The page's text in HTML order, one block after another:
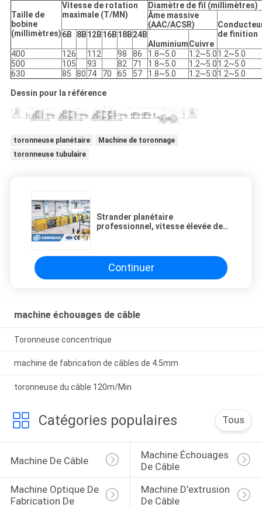
Taille de
bobine
(millimètres)
Vitesse de rotation
maximale (T/MN)
Diamètre de fil (millimètres)
Âme massive
(AAC/ACSR)
de finition
6B 8B12B16B18B24B
AluminiumCuivre
400
126 112 98 86 1.8~5.0 1.2~5.01.2~5.0
500
105 93 82 71 1.8~5.0 1.2~5.01.2~5.0
630
85 80 74 70 65 57 1.8~5.0 1.2~5.01.2~5.0
Dessin pour la référence
toronneuse planétaire
Machine de toronnage
toronneuse tubulaire
Strander planétaire
professionnel, vitesse élevée de
Continuer
machine échouages de câble
Toronneuse concentrique
machine de fabrication de câbles de 4.5mm
toronneuse du câble 120m/Min
Catégories populaires Tous
Machine De Câble
Machine Échouages
De Câble
Machine Optique De
Fabrication De
Machine D'extrusion
De Câble